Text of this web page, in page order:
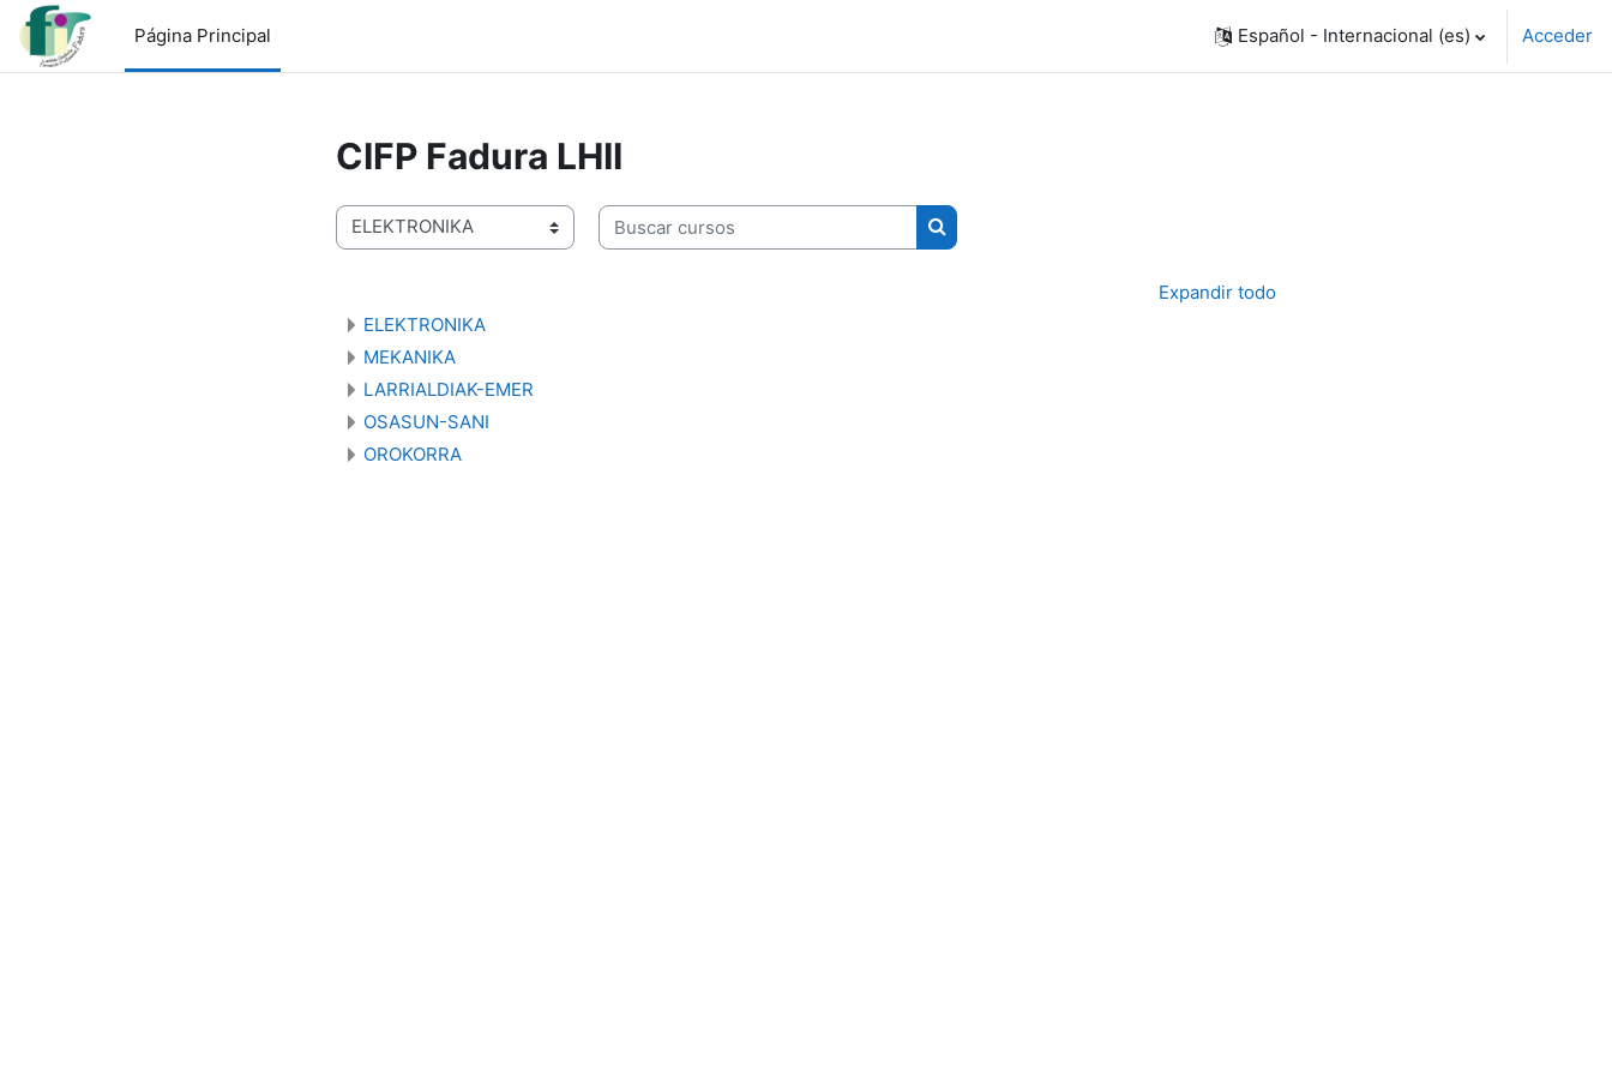
Salta al contenido principal
Página Principal
Español - Internacional ‎(es)‎ Acceder
CIFP Fadura LHII
Categorías
Buscar cursos
Buscar cursos
Expandir todo
ELEKTRONIKA
MEKANIKA
LARRIALDIAK-EMER
OSASUN-SANI
OROKORRA